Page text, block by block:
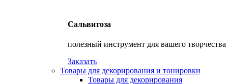
Сальвитоза
полезный инструмент для вашего творчества
Заказать
Товары для декорирования и тонировки
Товары для декорирования